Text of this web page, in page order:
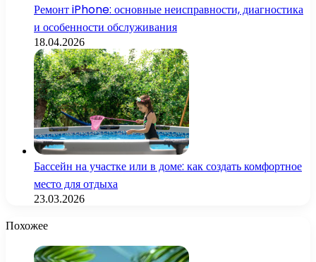
Ремонт iPhone: основные неисправности, диагностика
и особенности обслуживания
18.04.2026
Бассейн на участке или в доме: как создать комфортное
место для отдыха
23.03.2026
Похожее